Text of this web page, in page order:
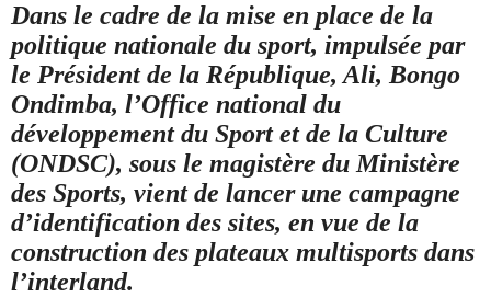
Dans le cadre de la mise en place de la
politique nationale du sport, impulsée par
le Président de la République, Ali, Bongo
Ondimba, l’Office national du
développement du Sport et de la Culture
(ONDSC), sous le magistère du Ministère
des Sports, vient de lancer une campagne
d’identification des sites, en vue de la
construction des plateaux multisports dans
l’interland.